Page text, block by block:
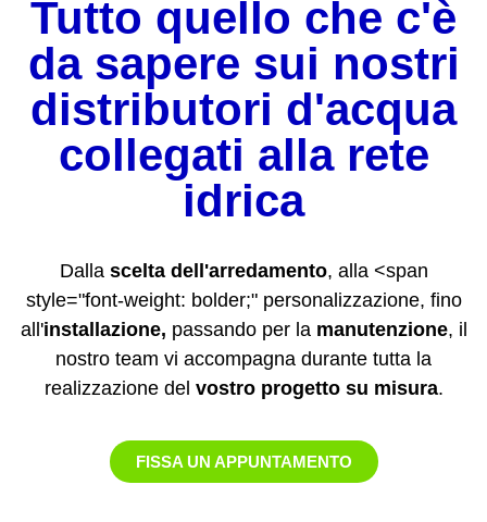
Tutto quello che c'è
da sapere sui nostri
distributori d'acqua
collegati alla rete
idrica
Dalla scelta dell'arredamento, alla <span
style="font-weight: bolder;" personalizzazione, fino
all'installazione, passando per la manutenzione, il
nostro team vi accompagna durante tutta la
realizzazione del vostro progetto su misura.
FISSA UN APPUNTAMENTO